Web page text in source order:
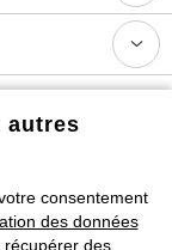
port & de service
autres
consentement
des données
récupérer des